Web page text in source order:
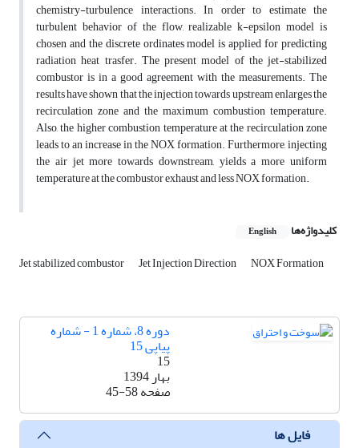
chemistry-turbulence interactions. In order to estimate the
turbulent behavior of the flow, realizable k-epsilon model is
chosen and the discrete ordinates model is applied for predicting
radiation heat trasfer. The present model of the jet-stabilized
combustor is in a good agreement with the measurements. The
results have shown that the injection towards upstream enlarges the
recirculation zone and the maximum combustion temperature.
Also, the higher combustion temperature at the recirculation zone
leads to an increase in the NOX formation. Furthermore, injecting
the air jet more towards downstream, yields a more uniform
temperature at the combustor exhaust and less NOX formation.
کلیدواژه‌ها English
Jet stabilized combustor Jet Injection Direction NOX Formation
دوره 8، شماره 1 - شماره
پیاپی 15
15
بهار 1394
صفحه45-58
فایل ها